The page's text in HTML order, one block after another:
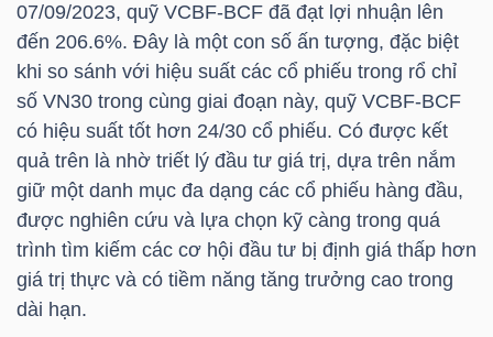
07/09/2023, quỹ VCBF-BCF đã đạt lợi nhuận lên
đến 206.6%. Đây là một con số ấn tượng, đặc biệt
khi so sánh với hiệu suất các cổ phiếu trong rổ chỉ
số VN30 trong cùng giai đoạn này, quỹ VCBF-BCF
có hiệu suất tốt hơn 24/30 cổ phiếu. Có được kết
quả trên là nhờ triết lý đầu tư giá trị, dựa trên nắm
giữ một danh mục đa dạng các cổ phiếu hàng đầu,
được nghiên cứu và lựa chọn kỹ càng trong quá
trình tìm kiếm các cơ hội đầu tư bị định giá thấp hơn
giá trị thực và có tiềm năng tăng trưởng cao trong
dài hạn.
THẾ
GIỚI
ĐÔNG
DƯƠNG